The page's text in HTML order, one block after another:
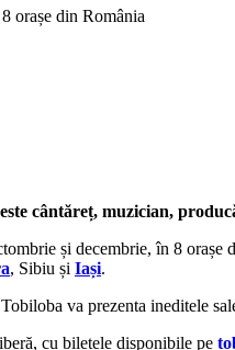
orașe din România
cântăreț, muzician,
și decembrie, în 8
, Sibiu și Iași.
va prezenta ineditele
cu biletele disponibile pe